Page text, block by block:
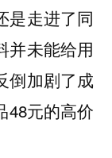
是走进了同
并未能给用
倒加剧了成
48元的高价